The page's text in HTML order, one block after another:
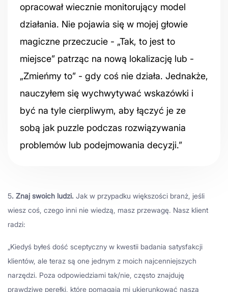
opracował wiecznie monitorujący model
działania. Nie pojawia się w mojej głowie
magiczne przeczucie - „Tak, to jest to
miejsce” patrząc na nową lokalizację lub -
„Zmieńmy to” - gdy coś nie działa. Jednakże,
nauczyłem się wychwytywać wskazówki i
być na tyle cierpliwym, aby łączyć je ze
sobą jak puzzle podczas rozwiązywania
problemów lub podejmowania decyzji.”
5. Znaj swoich ludzi. Jak w przypadku większości branż, jeśli
wiesz coś, czego inni nie wiedzą, masz przewagę. Nasz klient
radzi:
„Kiedyś byłeś dość sceptyczny w kwestii badania satysfakcji
klientów, ale teraz są one jednym z moich najcenniejszych
narzędzi. Poza odpowiedziami tak/nie, często znajduję
prawdziwe perełki, które pomagają mi ukierunkować naszą